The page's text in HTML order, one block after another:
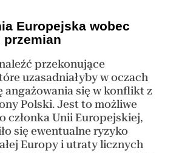
Europejska wobec
przekonujące
uzasadniałyby w oczach
angażowania się w konflikt z
Polski. Jest to możliwe
członka Unii Europejskiej,
się ewentualne ryzyko
Europy i utraty licznych